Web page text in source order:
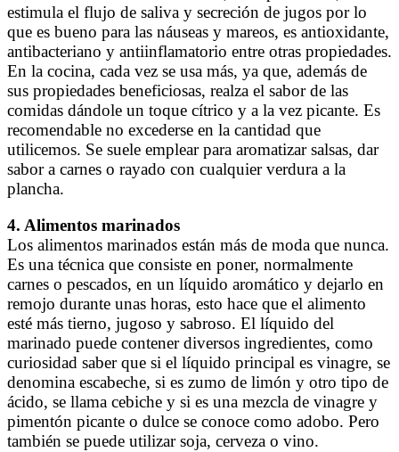
estimula el flujo de saliva y secreción de jugos por lo
que es bueno para las náuseas y mareos, es antioxidante,
antibacteriano y antiinflamatorio entre otras propiedades.
En la cocina, cada vez se usa más, ya que, además de
sus propiedades beneficiosas, realza el sabor de las
comidas dándole un toque cítrico y a la vez picante. Es
recomendable no excederse en la cantidad que
utilicemos. Se suele emplear para aromatizar salsas, dar
sabor a carnes o rayado con cualquier verdura a la
plancha.
4. Alimentos marinados
Los alimentos marinados están más de moda que nunca.
Es una técnica que consiste en poner, normalmente
carnes o pescados, en un líquido aromático y dejarlo en
remojo durante unas horas, esto hace que el alimento
esté más tierno, jugoso y sabroso. El líquido del
marinado puede contener diversos ingredientes, como
curiosidad saber que si el líquido principal es vinagre, se
denomina escabeche, si es zumo de limón y otro tipo de
ácido, se llama cebiche y si es una mezcla de vinagre y
pimentón picante o dulce se conoce como adobo. Pero
también se puede utilizar soja, cerveza o vino.